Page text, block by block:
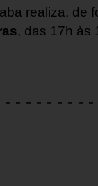
realiza, de
, das 17h às
- - - - - - -